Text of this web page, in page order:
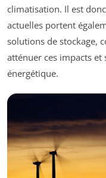
climatisation. Il est
actuelles portent
solutions de stockage,
atténuer ces impacts
énergétique.